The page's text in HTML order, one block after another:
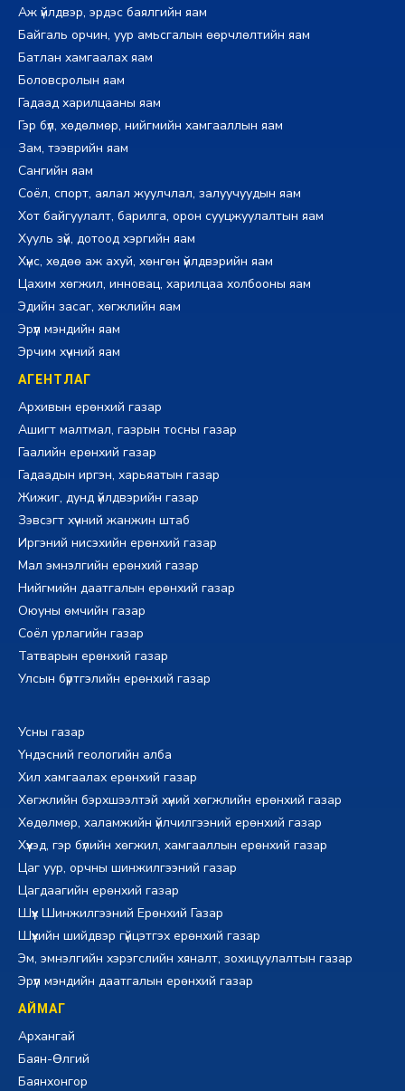
Аж үйлдвэр, эрдэс баялгийн яам
Байгаль орчин, уур амьсгалын өөрчлөлтийн яам
Батлан хамгаалах яам
Боловсролын яам
Гадаад харилцааны яам
Гэр бүл, хөдөлмөр, нийгмийн хамгааллын яам
Зам, тээврийн яам
Сангийн яам
Соёл, спорт, аялал жуулчлал, залуучуудын яам
Хот байгуулалт, барилга, орон сууцжуулалтын яам
Хууль зүй, дотоод хэргийн яам
Хүнс, хөдөө аж ахуй, хөнгөн үйлдвэрийн яам
Цахим хөгжил, инновац, харилцаа холбооны яам
Эдийн засаг, хөгжлийн яам
Эрүүл мэндийн яам
Эрчим хүчний яам
АГЕНТЛАГ
Архивын ерөнхий газар
Ашигт малтмал, газрын тосны газар
Гаалийн ерөнхий газар
Гадаадын иргэн, харьяатын газар
Жижиг, дунд үйлдвэрийн газар
Зэвсэгт хүчний жанжин штаб
Иргэний нисэхийн ерөнхий газар
Мал эмнэлгийн ерөнхий газар
Нийгмийн даатгалын ерөнхий газар
Оюуны өмчийн газар
Соёл урлагийн газар
Татварын ерөнхий газар
Улсын бүртгэлийн ерөнхий газар
Усны газар
Үндэсний геологийн алба
Хил хамгаалах ерөнхий газар
Хөгжлийн бэрхшээлтэй хүний хөгжлийн ерөнхий газар
Хөдөлмөр, халамжийн үйлчилгээний ерөнхий газар
Хүүхэд, гэр бүлийн хөгжил, хамгааллын ерөнхий газар
Цаг уур, орчны шинжилгээний газар
Цагдаагийн ерөнхий газар
Шүүх Шинжилгээний Ерөнхий Газар
Шүүхийн шийдвэр гүйцэтгэх ерөнхий газар
Эм, эмнэлгийн хэрэгслийн хяналт, зохицуулалтын газар
Эрүүл мэндийн даатгалын ерөнхий газар
АЙМАГ
Архангай
Баян-Өлгий
Баянхонгор